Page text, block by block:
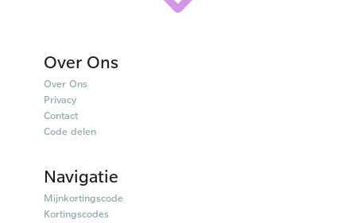
Over Ons
Over Ons
Privacy
Contact
Code delen
Navigatie
Mijnkortingscode
Kortingscodes